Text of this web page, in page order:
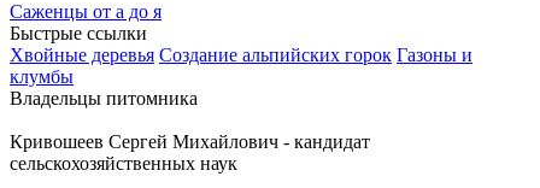
Саженцы от а до я
Быстрые ссылки
Хвойные деревья Создание альпийских горок Газоны и
клумбы
Владельцы питомника
Кривошеев Сергей Михайлович - кандидат
сельскохозяйственных наук